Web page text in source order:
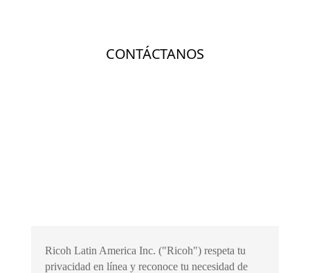
Ricoh Latin America Inc. ("Ricoh") respeta tu
privacidad en línea y reconoce tu necesidad de